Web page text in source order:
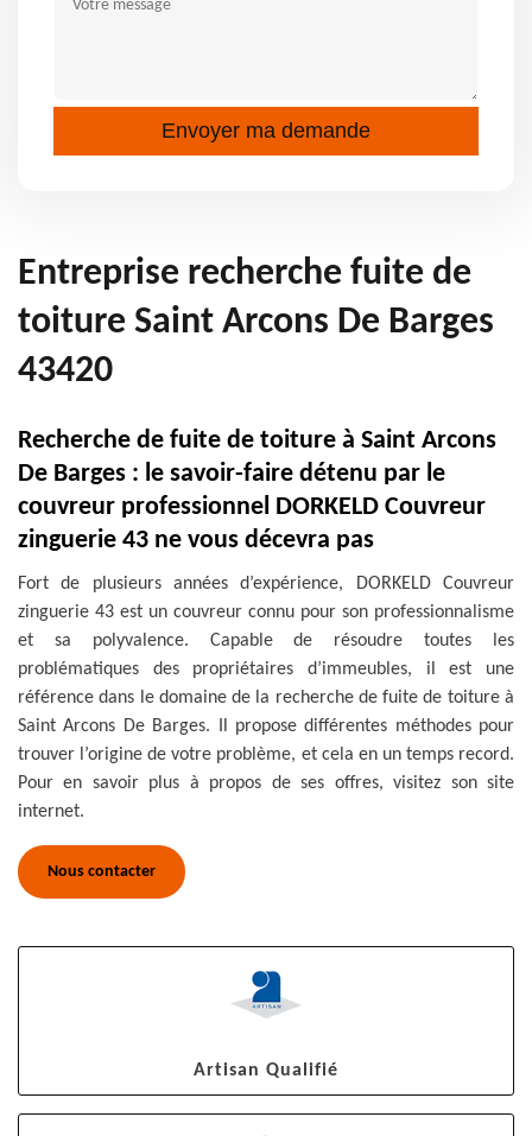
Entreprise recherche fuite de
toiture Saint Arcons De Barges
43420
Recherche de fuite de toiture à Saint Arcons
De Barges : le savoir-faire détenu par le
couvreur professionnel DORKELD Couvreur
zinguerie 43 ne vous décevra pas
Fort de plusieurs années d’expérience, DORKELD Couvreur
zinguerie 43 est un couvreur connu pour son professionnalisme
et sa polyvalence. Capable de résoudre toutes les
problématiques des propriétaires d’immeubles, il est une
référence dans le domaine de la recherche de fuite de toiture à
Saint Arcons De Barges. Il propose différentes méthodes pour
trouver l’origine de votre problème, et cela en un temps record.
Pour en savoir plus à propos de ses offres, visitez son site
internet.
Nous contacter
Artisan Qualifié